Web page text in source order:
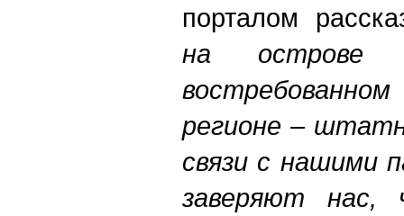
порталом
на острове
регионе –
связи с нашими
заверяют нас,